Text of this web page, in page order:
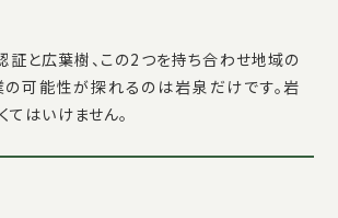
証と広葉樹、この2つを持ち合わせ地域の
可能性が探れるのは岩泉だけです。岩
てはいけません。